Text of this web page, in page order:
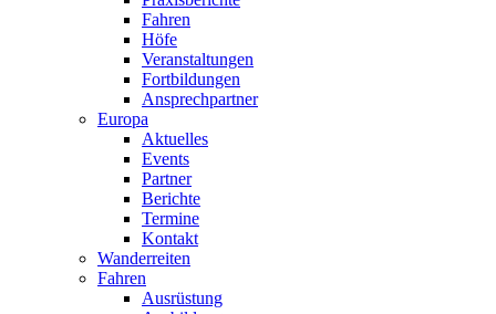
Fahren
Höfe
Veranstaltungen
Fortbildungen
Ansprechpartner
Europa
Aktuelles
Events
Partner
Berichte
Termine
Kontakt
Wanderreiten
Fahren
Ausrüstung